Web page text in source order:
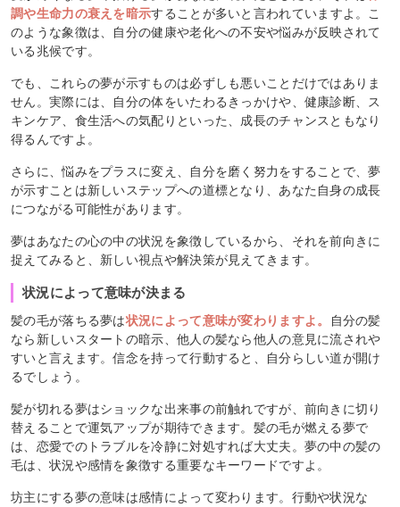
調や生命力の衰えを暗示することが多いと言われていますよ。こ
のような象徴は、自分の健康や老化への不安や悩みが反映されて
いる兆候です。
でも、これらの夢が示すものは必ずしも悪いことだけではありま
せん。実際には、自分の体をいたわるきっかけや、健康診断、ス
キンケア、食生活への気配りといった、成長のチャンスともなり
得るんですよ。
さらに、悩みをプラスに変え、自分を磨く努力をすることで、夢
が示すことは新しいステップへの道標となり、あなた自身の成長
につながる可能性があります。
夢はあなたの心の中の状況を象徴しているから、それを前向きに
捉えてみると、新しい視点や解決策が見えてきます。
状況によって意味が決まる
髪の毛が落ちる夢は状況によって意味が変わりますよ。
自分の髪
なら新しいスタートの暗示、他人の髪なら他人の意見に流されや
すいと言えます。信念を持って行動すると、自分らしい道が開け
るでしょう。
髪が切れる夢はショックな出来事の前触れですが、前向きに切り
替えることで運気アップが期待できます。髪の毛が燃える夢で
は、恋愛でのトラブルを冷静に対処すれば大丈夫。夢の中の髪の
毛は、状況や感情を象徴する重要なキーワードですよ。
坊主にする夢の意味は感情によって変わります。行動や状況な